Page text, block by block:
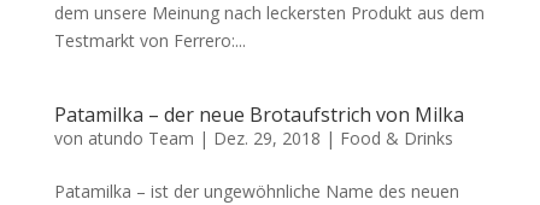
dem unsere Meinung nach leckersten Produkt aus dem
Testmarkt von Ferrero:...
Patamilka – der neue Brotaufstrich von Milka
von atundo Team | Dez. 29, 2018 | Food & Drinks
Patamilka – ist der ungewöhnliche Name des neuen